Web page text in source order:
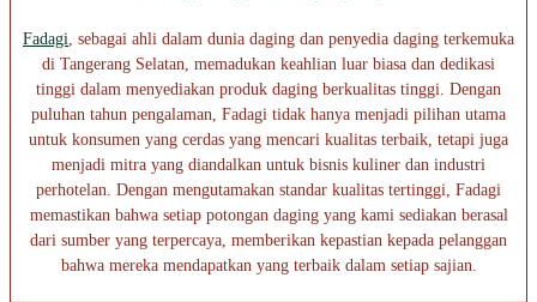
Fadagi , sebagai ahli dalam dunia daging dan penyedia daging terkemuka
di Tangerang Selatan, memadukan keahlian luar biasa dan dedikasi
tinggi dalam menyediakan produk daging berkualitas tinggi. Dengan
puluhan tahun pengalaman, Fadagi tidak hanya menjadi pilihan utama
untuk konsumen yang cerdas yang mencari kualitas terbaik, tetapi juga
menjadi mitra yang diandalkan untuk bisnis kuliner dan industri
perhotelan. Dengan mengutamakan standar kualitas tertinggi, Fadagi
memastikan bahwa setiap potongan daging yang kami sediakan berasal
dari sumber yang terpercaya, memberikan kepastian kepada pelanggan
bahwa mereka mendapatkan yang terbaik dalam setiap sajian.